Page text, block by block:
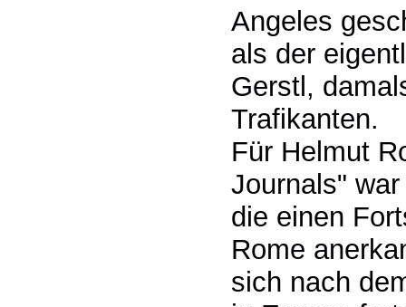
Angeles
als der
Gerstl,
Trafikanten.
Für Helmut
Journals"
die einen
Rome
sich nach